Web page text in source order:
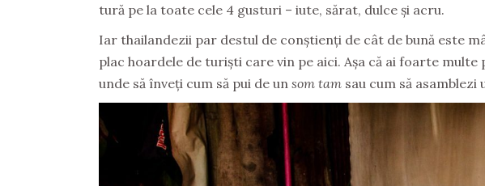
tură pe la toate cele 4 gusturi – iute, sărat, dulce și acru.
Iar thailandezii par destul de conștienți de cât de bună este
plac hoardele de turiști care vin pe aici. Așa că ai foarte
unde să înveți cum să pui de un som tam sau cum să asamblezi